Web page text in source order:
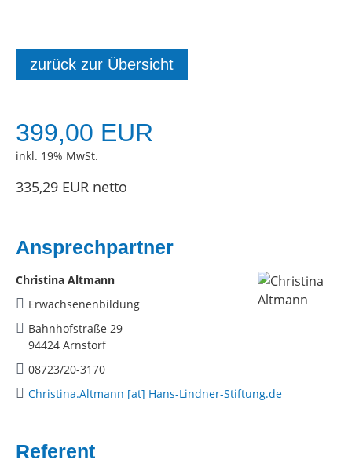
zurück zur Übersicht
399,00 EUR
inkl. 19% MwSt.
335,29 EUR netto
Ansprechpartner
Christina Altmann
Erwachsenenbildung
Bahnhofstraße 29
94424 Arnstorf
08723/20-3170
Christina.Altmann [at] Hans-Lindner-Stiftung.de
Referent